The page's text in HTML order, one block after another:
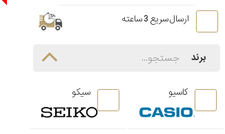
ارسال سریع 3 ساعته
برند
کاسیو سیکو